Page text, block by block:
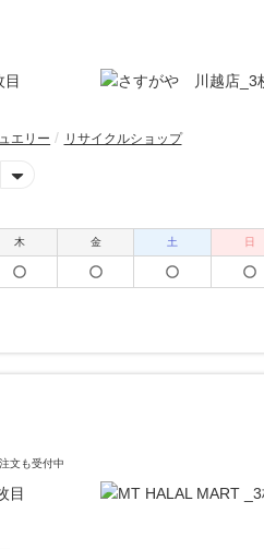
エリー リサイクルショップ
木 金 土 日
文も受付中